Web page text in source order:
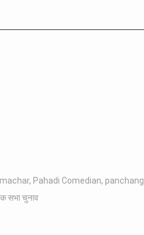
, Pahadi Comedian, panchang
सभा चुनाव